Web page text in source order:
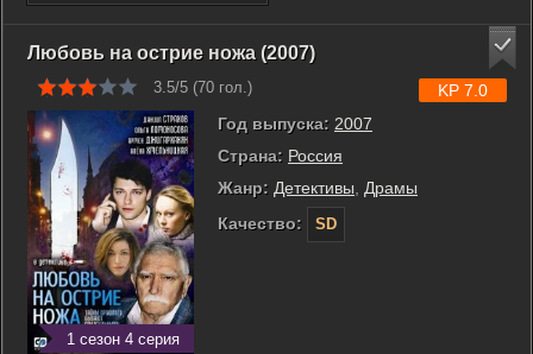
чистого ...
Любовь на острие ножа (2007)
3.5/5 (70 гол.)
1 сезон 4 серия
Год выпуска: 2007
Страна: Россия
Жанр: Детективы, Драмы
Качество:
SD
KP 7.0